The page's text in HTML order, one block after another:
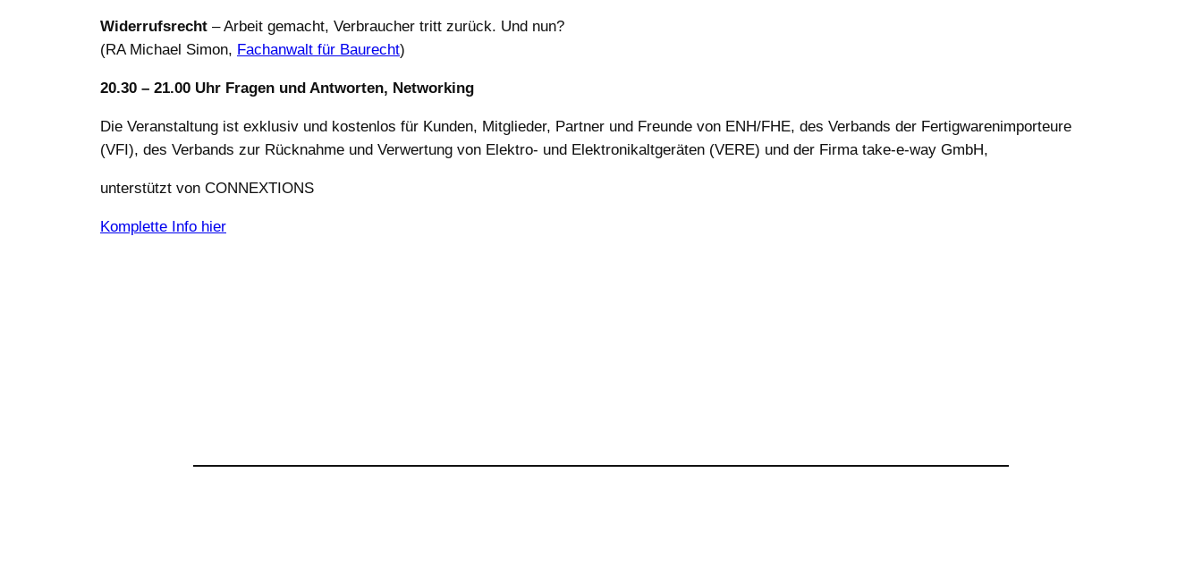
Widerrufsrecht – Arbeit gemacht, Verbraucher tritt zurück. Und nun?
(RA Michael Simon, Fachanwalt für Baurecht)
20.30 – 21.00 Uhr Fragen und Antworten, Networking
Die Veranstaltung ist exklusiv und kostenlos für Kunden, Mitglieder, Partner und Freunde von ENH/FHE, des Verbands der Fertigwarenimporteure
(VFI), des Verbands zur Rücknahme und Verwertung von Elektro- und Elektronikaltgeräten (VERE) und der Firma take-e-way GmbH,
unterstützt von CONNEXTIONS
Komplette Info hier